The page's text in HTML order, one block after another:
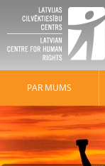
PAR MUMS